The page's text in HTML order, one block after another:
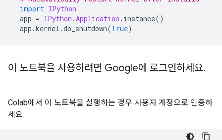
import IPython
app = IPython .Application . instance()
app .kernel .do_shutdown(True)
이 노트북을 사용하려면 Google에 로그인하세요.
Colab에서 이 노트북을 실행하는 경우 사용자 계정으로 인증하
세요.